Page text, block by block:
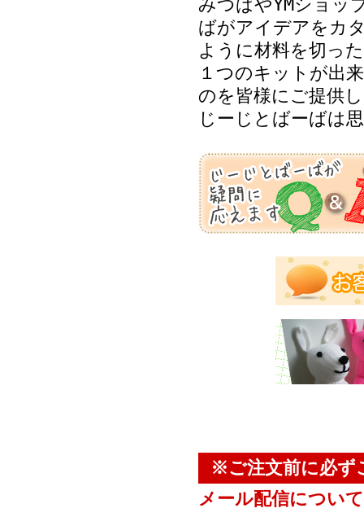
ばがアイデアをカ
ように材料を切っ
１つのキットが出
のを皆様にご提供
じーじとばーばは
※ご注文前に必ず
メール配信につい